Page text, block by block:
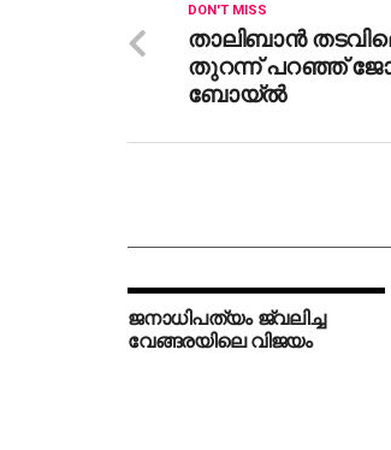
DON'T MISS
താലിബാന്‍
തുറന്ന് പറഞ്ഞ്
ബോയ്ല്‍
ജനാധിപത്യം ജ്വലിച്ച
വേങ്ങരയിലെ വിജയം